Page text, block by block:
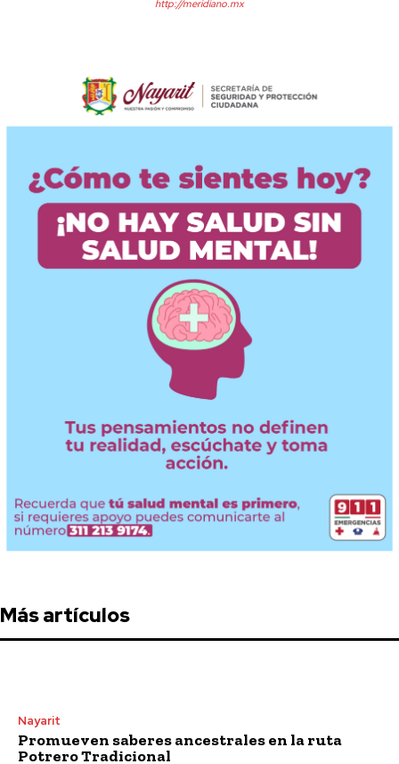
http://meridiano.mx
Más artículos
Nayarit
Promueven saberes ancestrales en la ruta
Potrero Tradicional